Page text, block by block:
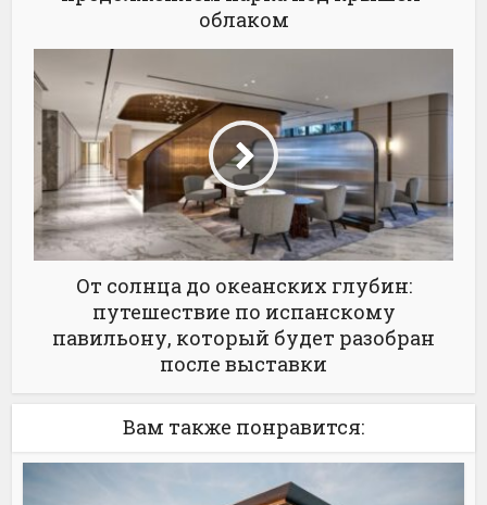
облаком
От солнца до океанских глубин:
путешествие по испанскому
павильону, который будет разобран
после выставки
Вам также понравится: